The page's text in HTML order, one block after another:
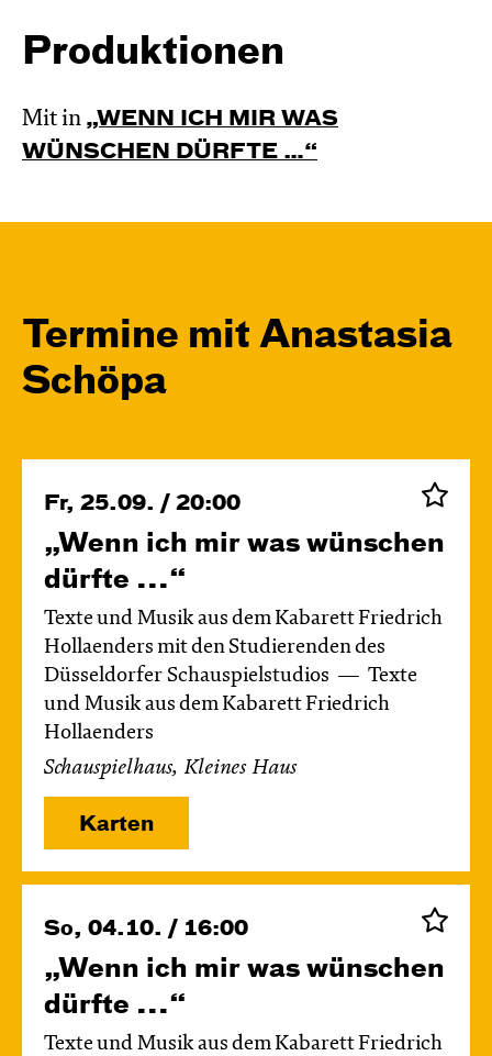
Produktionen
Mit in „WENN ICH MIR WAS
WÜNSCHEN DÜRFTE …“
Termine mit Anastasia
Schöpa
Fr, 25.09. / 20:00
„Wenn ich mir was wünschen
dürfte ...“
Texte und Musik aus dem Kabarett Friedrich
Hollaenders mit den Studierenden des
Düsseldorfer Schauspielstudios
Texte
und Musik aus dem Kabarett Friedrich
Hollaenders
Schauspielhaus, Kleines Haus
Karten
So, 04.10. / 16:00
„Wenn ich mir was wünschen
dürfte ...“
Texte und Musik aus dem Kabarett Friedrich